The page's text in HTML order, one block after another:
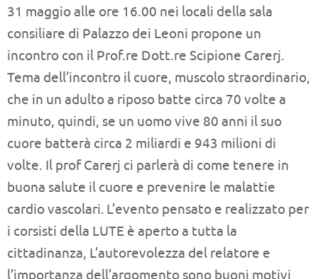
31 maggio alle ore 16.00 nei locali della sala
consiliare di Palazzo dei Leoni propone un
incontro con il Prof.re Dott.re Scipione Carerj.
Tema dell’incontro il cuore, muscolo straordinario,
che in un adulto a riposo batte circa 70 volte a
minuto, quindi, se un uomo vive 80 anni il suo
cuore batterà circa 2 miliardi e 943 milioni di
volte. Il prof Carerj ci parlerà di come tenere in
buona salute il cuore e prevenire le malattie
cardio vascolari. L’evento pensato e realizzato per
i corsisti della LUTE è aperto a tutta la
cittadinanza, L’autorevolezza del relatore e
l’importanza dell’argomento sono buoni motivi